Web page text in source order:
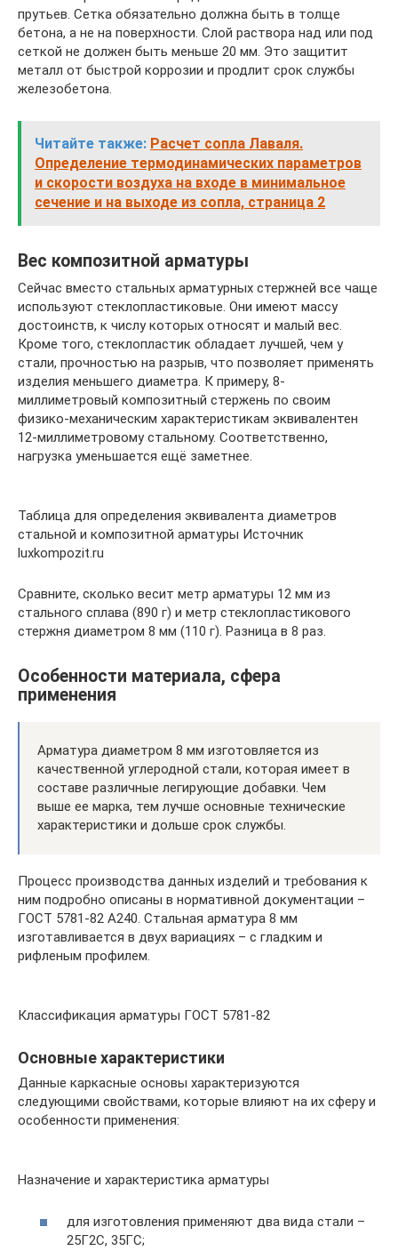
прутьев. Сетка обязательно должна быть в толще
бетона, а не на поверхности. Слой раствора над или под
сеткой не должен быть меньше 20 мм. Это защитит
металл от быстрой коррозии и продлит срок службы
железобетона.
Читайте также: Расчет сопла Лаваля.
Определение термодинамических параметров
и скорости воздуха на входе в минимальное
сечение и на выходе из сопла, страница 2
Вес композитной арматуры
Сейчас вместо стальных арматурных стержней все чаще
используют стеклопластиковые. Они имеют массу
достоинств, к числу которых относят и малый вес.
Кроме того, стеклопластик обладает лучшей, чем у
стали, прочностью на разрыв, что позволяет применять
изделия меньшего диаметра. К примеру, 8-
миллиметровый композитный стержень по своим
физико-механическим характеристикам эквивалентен
12-миллиметровому стальному. Соответственно,
нагрузка уменьшается ещё заметнее.
Таблица для определения эквивалента диаметров
стальной и композитной арматуры Источник
luxkompozit.ru
Сравните, сколько весит метр арматуры 12 мм из
стального сплава (890 г) и метр стеклопластикового
стержня диаметром 8 мм (110 г). Разница в 8 раз.
Особенности материала, сфера
применения
Арматура диаметром 8 мм изготовляется из
качественной углеродной стали, которая имеет в
составе различные легирующие добавки. Чем
выше ее марка, тем лучше основные технические
характеристики и дольше срок службы.
Процесс производства данных изделий и требования к
ним подробно описаны в нормативной документации –
ГОСТ 5781-82 А240. Стальная арматура 8 мм
изготавливается в двух вариациях – с гладким и
рифленым профилем.
Классификация арматуры ГОСТ 5781-82
Основные характеристики
Данные каркасные основы характеризуются
следующими свойствами, которые влияют на их сферу и
особенности применения:
Назначение и характеристика арматуры
для изготовления применяют два вида стали –
25Г2С, 35ГС;